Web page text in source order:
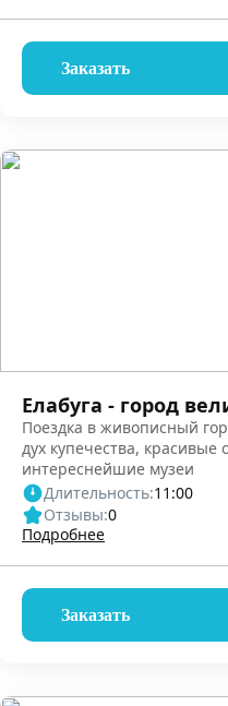
Заказать
Елабуга - город
Поездка в живописный
дух купечества, красивые
интереснейшие музеи
Длительность:11:00
Отзывы:0
Подробнее
Заказать